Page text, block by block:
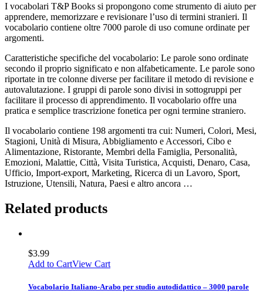
I vocabolari T&P Books si propongono come strumento di aiuto per
apprendere, memorizzare e revisionare l’uso di termini stranieri. Il
vocabolario contiene oltre 7000 parole di uso comune ordinate per
argomenti.
Caratteristiche specifiche del vocabolario: Le parole sono ordinate
secondo il proprio significato e non alfabeticamente. Le parole sono
riportate in tre colonne diverse per facilitare il metodo di revisione e
autovalutazione. I gruppi di parole sono divisi in sottogruppi per
facilitare il processo di apprendimento. Il vocabolario offre una
pratica e semplice trascrizione fonetica per ogni termine straniero.
Il vocabolario contiene 198 argomenti tra cui: Numeri, Colori, Mesi,
Stagioni, Unità di Misura, Abbigliamento e Accessori, Cibo e
Alimentazione, Ristorante, Membri della Famiglia, Personalità,
Emozioni, Malattie, Città, Visita Turistica, Acquisti, Denaro, Casa,
Ufficio, Import-export, Marketing, Ricerca di un Lavoro, Sport,
Istruzione, Utensili, Natura, Paesi e altro ancora …
Related products
$3.99
Add to CartView Cart
Vocabolario Italiano-Arabo per studio autodidattico – 3000 parole